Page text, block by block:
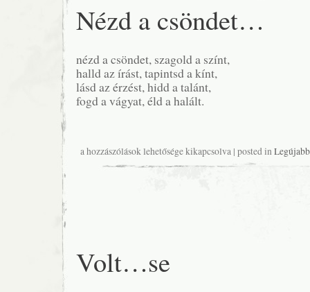
Nézd a csöndet…
nézd a csöndet, szagold a színt,
halld az írást, tapintsd a kínt,
lásd az érzést, hidd a talánt,
fogd a vágyat, éld a halált.
Nézd
csöndet…
a hozzászólások lehetősége kikapcsolva| posted in
Volt…se